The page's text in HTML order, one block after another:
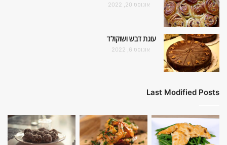
אוגוסט 20, 2022
עוגת דבש ושוקולד
אוגוסט 6, 2022
Last Modified Posts